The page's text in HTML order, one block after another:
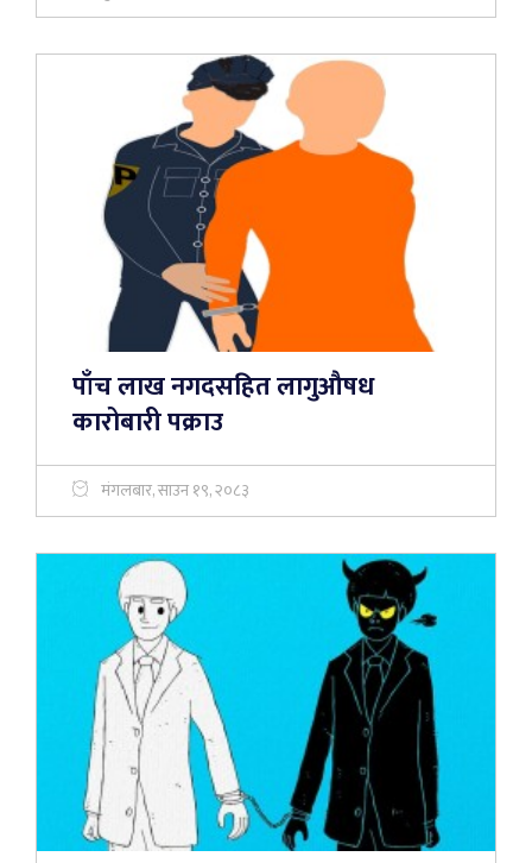
पाँच लाख नगदसहित लागुऔषध
कारोबारी पक्राउ
मंगलबार, साउन १९, २०८३